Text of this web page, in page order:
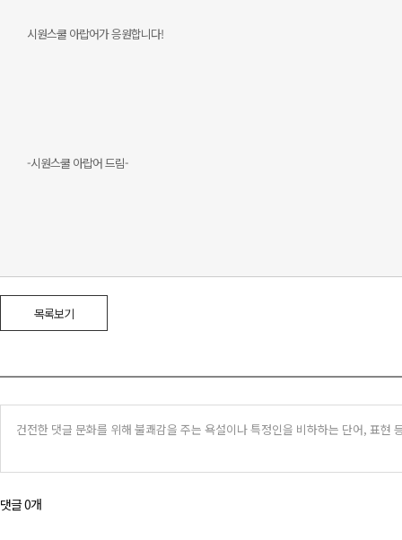
시원스쿨 아랍어가 응원합니다!
-시원스쿨 아랍어 드림-
목록보기
댓글 0개